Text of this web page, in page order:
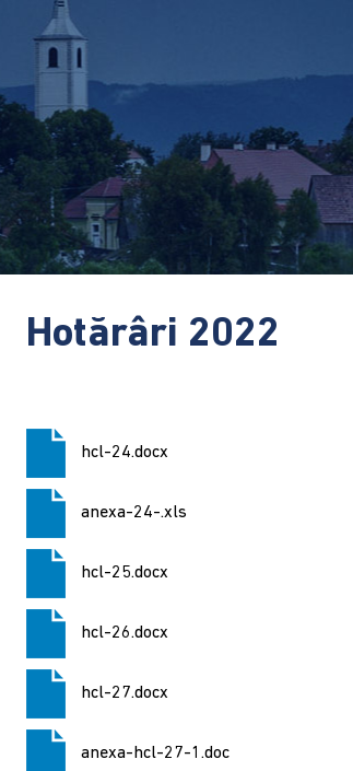
Hotărâri 2022
hcl-24.docx
anexa-24-.xls
hcl-25.docx
hcl-26.docx
hcl-27.docx
anexa-hcl-27-1.doc